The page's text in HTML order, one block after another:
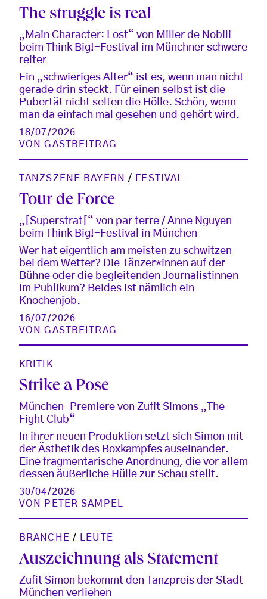
The struggle is real
„Main Character: Lost“ von Miller de Nobili
beim Think Big!-Festival im Münchner schwere
reiter
Ein „schwieriges Alter“ ist es, wenn man nicht
gerade drin steckt. Für einen selbst ist die
Pubertät nicht selten die Hölle. Schön, wenn
man da einfach mal gesehen und gehört wird.
18/07/2026
VONGASTBEITRAG
TANZSZENE BAYERN / FESTIVAL
Tour de Force
„[Superstrat[“ von par terre / Anne Nguyen
beim Think Big!-Festival in München
Wer hat eigentlich am meisten zu schwitzen
bei dem Wetter? Die Tänzer*innen auf der
Bühne oder die begleitenden Journalistinnen
im Publikum? Beides ist nämlich ein
Knochenjob.
16/07/2026
VONGASTBEITRAG
KRITIK
Strike a Pose
München-Premiere von Zufit Simons „The
Fight Club“
In ihrer neuen Produktion setzt sich Simon mit
der Ästhetik des Boxkampfes auseinander.
Eine fragmentarische Anordnung, die vor allem
dessen äußerliche Hülle zur Schau stellt.
30/04/2026
VON
PETER SAMPEL
BRANCHE / LEUTE
Auszeichnung als Statement
Zufit Simon bekommt den Tanzpreis der Stadt
München verliehen